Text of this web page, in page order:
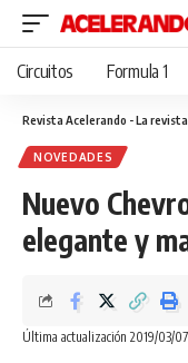
Circuitos Formula 1
Revista Acelerando - La
NOVEDADES
Nuevo
elegante y
Última actualización 2019/03/